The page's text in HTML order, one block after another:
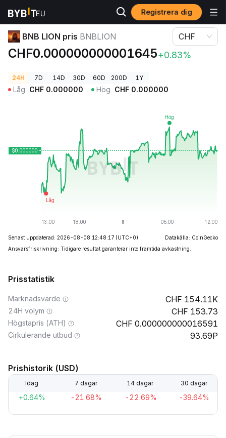
Registrera dig
Kryptopriser BNB LION pris BNBLION
BNB LION pris BNBLION
CHF0.000000000001645+0.83%
CHF
24H 7D 14D 30D 60D 200D 1Y
Låg CHF 0.000000 Hög CHF 0.000000
Senast uppdaterad: 2026-08-08 12:48:17 (UTC+0)
Datakälla: CoinGecko
Ansvarsfriskrivning: Tidigare resultat garanterar inte framtida avkastning.
Prisstatistik
Marknadsvärde 154.11K
24H volym 153.73
Högstapris (ATH) 0.000000000016591
Cirkulerande utbud 93.69P
Prishistorik (USD)
Idag 7 dagar 14 dagar 30 dagar
+0.64% -21.68% -22.69% -39.64%